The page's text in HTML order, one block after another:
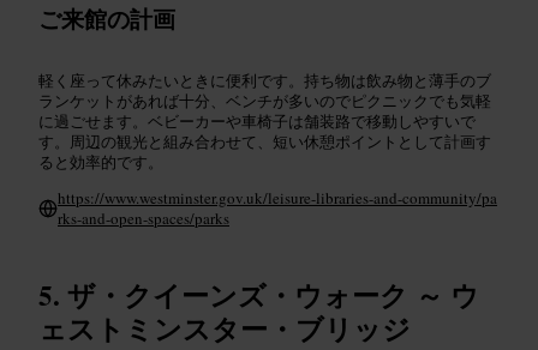
ご来館の計画
軽く座って休みたいときに便利です。持ち物は飲み物と薄手のブ
ランケットがあれば十分、ベンチが多いのでピクニックでも気軽
に過ごせます。ベビーカーや車椅子は舗装路で移動しやすいで
す。周辺の観光と組み合わせて、短い休憩ポイントとして計画す
ると効率的です。
https://www.westminster.gov.uk/leisure-libraries-and-community/pa
rks-and-open-spaces/parks
ザ・クイーンズ・ウォーク ～ ウ
ェストミンスター・ブリッジ